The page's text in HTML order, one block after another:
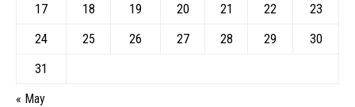
« May
17
18 19 20 21 22
23
24
25 26 27 28 29
30
31